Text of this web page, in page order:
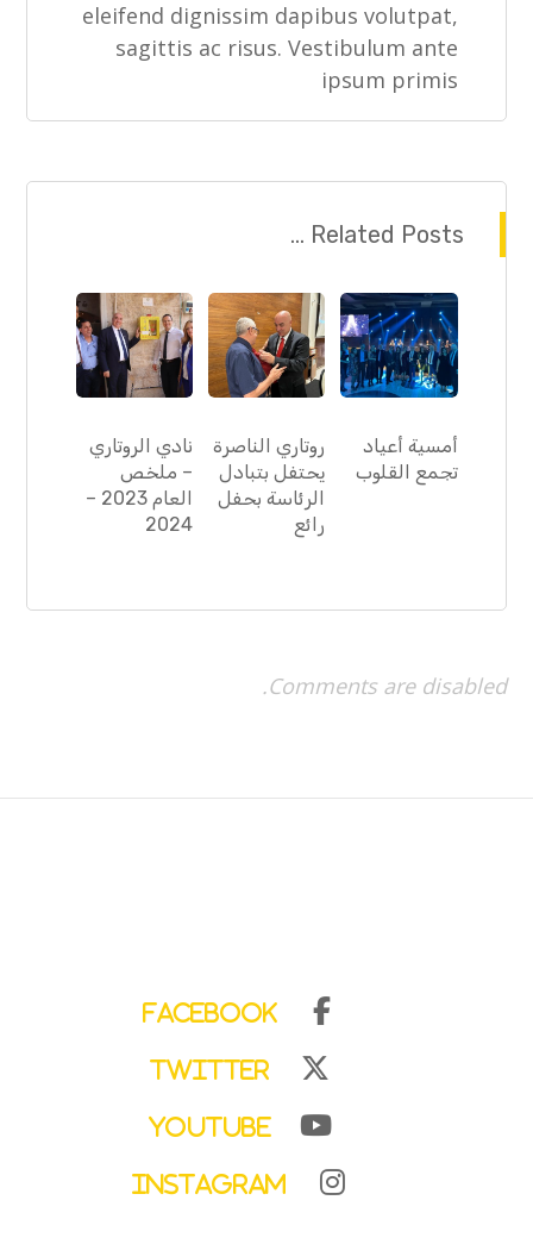
eleifend dignissim dapibus volutpat,
sagittis ac risus. Vestibulum ante
ipsum primis
Related Posts ...
أمسية أعياد
تجمع القلوب
روتاري الناصرة
يحتفل بتبادل
الرئاسة بحفل
رائع
نادي الروتاري
– ملخص
العام 2023 –
2024
Comments are disabled.
Facebook
Twitter
YouTube
Instagram